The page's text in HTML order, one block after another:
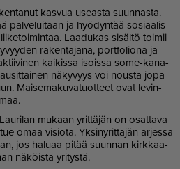
kas­vua use­as­ta suun­nas­ta.
pal­ve­lui­taan ja hyö­dyn­tää so­si­aa­lis­
Laa­du­kas si­säl­tö toi­mii
ra­ken­ta­ja­na, port­fo­li­o­na ja
kai­kis­sa isois­sa some-ka­na­
nä­ky­vyys voi nous­ta jopa
Mai­se­ma­ku­va­tuot­teet ovat le­vin­
mu­kaan yrit­tä­jän on osat­ta­va
omaa vi­si­o­ta. Yk­si­ny­rit­tä­jän ar­jes­sa
jos ha­lu­aa pi­tää suun­nan kirk­kaa­
nä­köis­tä yri­tys­tä.